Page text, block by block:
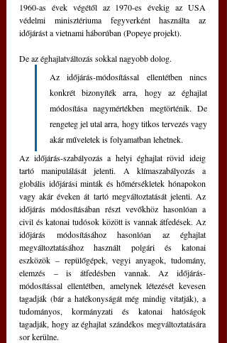
1960-as évek végétől az 1970-es évekig az USA
védelmi minisztériuma fegyverként használta az
időjárást a vietnami háborúban (Popeye projekt).
De az éghajlatváltozás sokkal nagyobb dolog.
Az időjárás-módosítással ellentétben nincs
konkrét bizonyíték arra, hogy az éghajlat
módosítása nagymértékben megtörténik. De
rengeteg jel utal arra, hogy titkos tervezés vagy
akár műveletek is folyamatban lehetnek.
Az időjárás-szabályozás a helyi éghajlat rövid ideig
tartó manipulálását jelenti. A klímaszabályozás a
globális időjárási minták és hőmérsékletek hónapokon
vagy akár éveken át tartó megváltoztatását jelenti. Az
időjárás módosításában részt vevőkhöz hasonlóan a
civil és katonai tudósok között is vannak átfedések. Az
időjárás módosításához hasonlóan az éghajlat
megváltoztatásához használt polgári és katonai
eszközök – repülőgépek, vegyi anyagok, tudomány,
elemzés – is átfedésben vannak. Az időjárás-
módosítással ellentétben, amelynek létezését kevesen
tagadják (bár a hatékonyságát még mindig vitatják), a
tudományos, kormányzati és katonai hatóságok
tagadják, hogy az éghajlat szándékos megváltoztatására
sor kerülne.